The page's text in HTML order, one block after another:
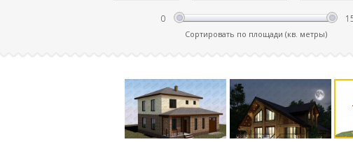
Сортировать по площади (кв. метры)